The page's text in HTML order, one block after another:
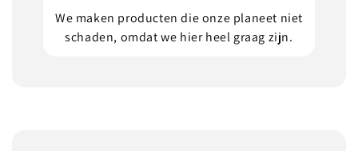
We maken producten die onze planeet niet
schaden, omdat we hier heel graag zijn.